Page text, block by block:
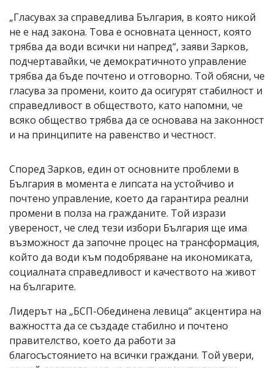
„Гласувах за справедлива България, в която никой
не е над закона. Това е основната ценност, която
трябва да води всички ни напред“, заяви Зарков,
подчертавайки, че демократичното управление
трябва да бъде почтено и отговорно. Той обясни, че
гласува за промени, които да осигурят стабилност и
справедливост в обществото, като напомни, че
всяко общество трябва да се основава на законност
и на принципите на равенство и честност.
Според Зарков, един от основните проблеми в
България в момента е липсата на устойчиво и
почтено управление, което да гарантира реални
промени в полза на гражданите. Той изрази
увереност, че след тези избори България ще има
възможност да започне процес на трансформация,
който да води към подобряване на икономиката,
социалната справедливост и качеството на живот
на българите.
Лидерът на „БСП-Обединена левица“ акцентира на
важността да се създаде стабилно и почтено
правителство, което да работи за
благосъстоянието на всички граждани. Той увери,